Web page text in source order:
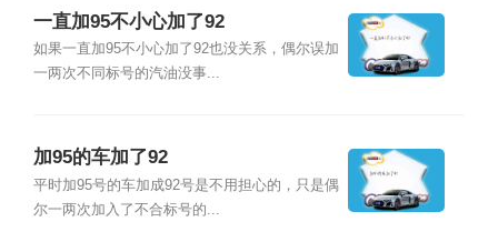
一直加95不小心加了92
如果一直加95不小心加了92也没关系，偶尔误加
一两次不同标号的汽油没事...
加95的车加了92
平时加95号的车加成92号是不用担心的，只是偶
尔一两次加入了不合标号的...